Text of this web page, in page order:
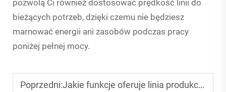
pozwolą Ci również dostosować prędkość linii do
bieżących potrzeb, dzięki czemu nie będziesz
marnować energii ani zasobów podczas pracy
poniżej pełnej mocy.
Poprzedni:Jakie funkcje oferuje linia produkcyjna do produkcji tektury falistej?